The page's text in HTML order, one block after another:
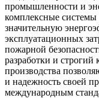
промышленности и
комплексные системы
значительную
эксплуатационных
пожарной
разработки и строгий
производства
и надежность своей
международным